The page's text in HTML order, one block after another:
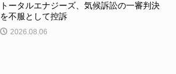
トータルエナジーズ、気候訴訟の一審判決
を不服として控訴
2026.08.06